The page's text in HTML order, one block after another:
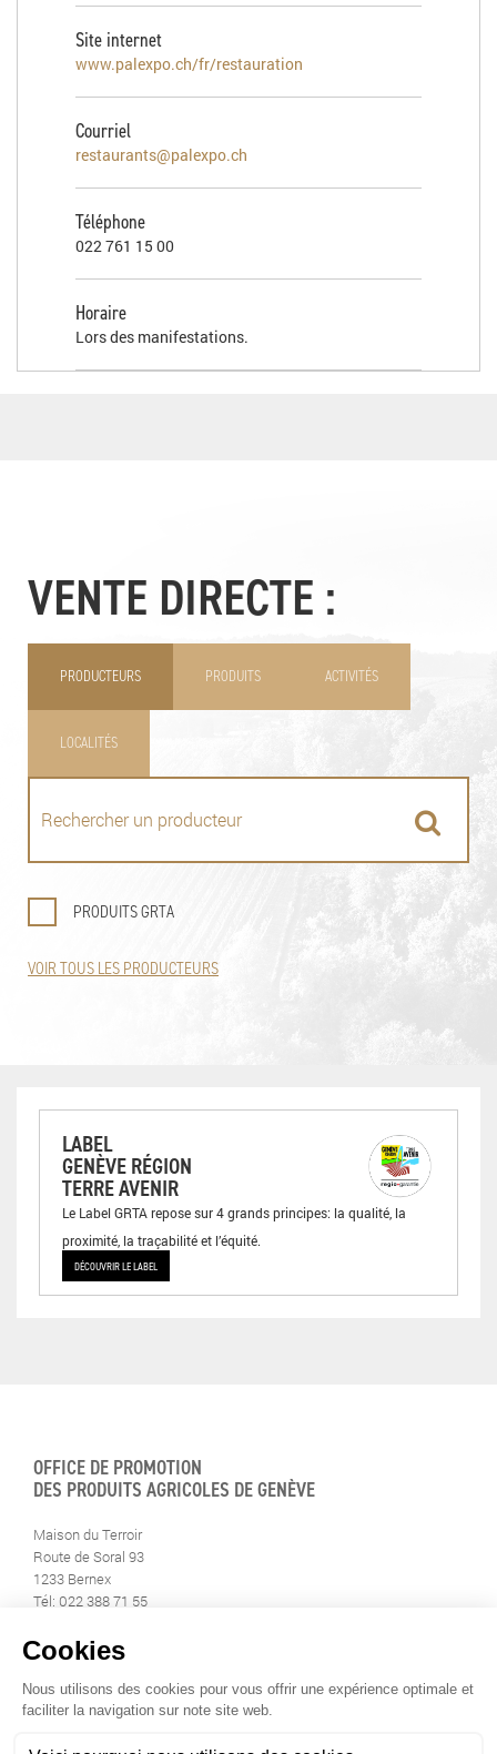
Site internet
www.palexpo.ch/fr/restauration
Courriel
restaurants@palexpo.ch
Téléphone
022 761 15 00
Horaire
Lors des manifestations.
VENTE DIRECTE :
PRODUCTEURS PRODUITS ACTIVITÉS
LOCALITÉS
PRODUITS GRTA
VOIR TOUS LES PRODUCTEURS
LABEL
GENÈVE RÉGION
TERRE AVENIR
Le Label GRTA repose sur 4 grands principes: la qualité, la
proximité, la traçabilité et l’équité.
DÉCOUVRIR LE LABEL
OFFICE DE PROMOTION
DES PRODUITS AGRICOLES DE GENÈVE
Maison du Terroir
Route de Soral 93
1233 Bernex
Tél: 022 388 71 55
info@geneveterroir.ge.ch
RESTEZ AU CONTACT DE
TOUTE L’ACTUALITÉ DU TERROIR